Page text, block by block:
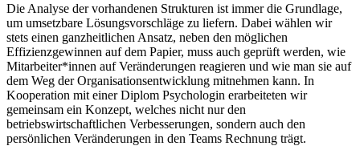
Die Analyse der vorhandenen Strukturen ist immer die Grundlage,
um umsetzbare Lösungsvorschläge zu liefern. Dabei wählen wir
stets einen ganzheitlichen Ansatz, neben den möglichen
Effizienzgewinnen auf dem Papier, muss auch geprüft werden, wie
Mitarbeiter*innen auf Veränderungen reagieren und wie man sie auf
dem Weg der Organisationsentwicklung mitnehmen kann. In
Kooperation mit einer Diplom Psychologin erarbeiteten wir
gemeinsam ein Konzept, welches nicht nur den
betriebswirtschaftlichen Verbesserungen, sondern auch den
persönlichen Veränderungen in den Teams Rechnung trägt.